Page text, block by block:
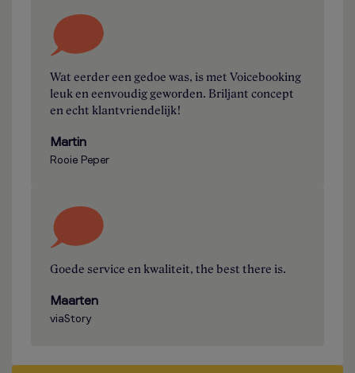
Wat eerder een gedoe was, is met Voicebooking
leuk en eenvoudig geworden. Briljant concept
en echt klantvriendelijk!
Martin
Rooie Peper
Goede service en kwaliteit, the best there is.
Maarten
viaStory